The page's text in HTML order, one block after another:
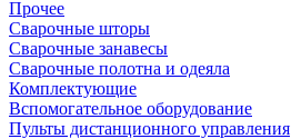
Прочее
Сварочные шторы
Сварочные занавесы
Сварочные полотна и одеяла
Комплектующие
Вспомогательное оборудование
Пульты дистанционного управления